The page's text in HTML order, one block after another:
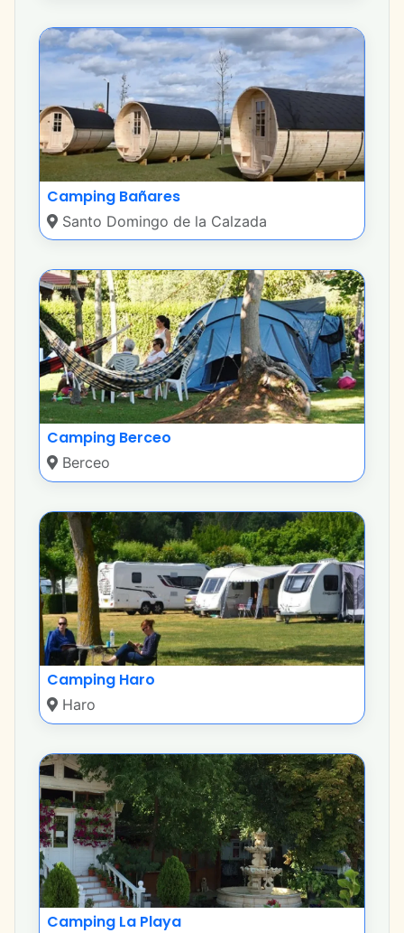
Camping Bañares
Santo Domingo de la Calzada
Camping Berceo
Berceo
Camping Haro
Haro
Camping La Playa